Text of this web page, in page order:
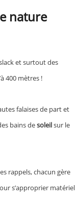
nature
et surtout des
400 mètres !
falaises de part et
bains desoleilsur le
rappels, chacun gère
s’approprier matériel